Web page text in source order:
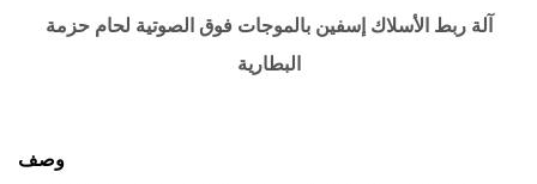
آلة ربط الأسلاك إسفين بالموجات فوق الصوتية لحام حزمة
البطارية